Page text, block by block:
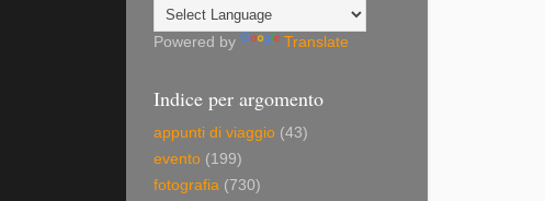
Powered by Translate
Indice per argomento
appunti di viaggio (43)
evento (199)
fotografia (730)